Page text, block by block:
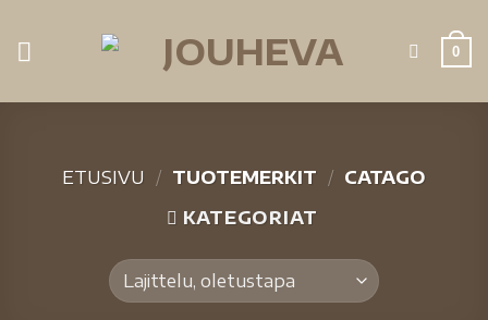
0
ETUSIVU / TUOTEMERKIT / CATAGO
KATEGORIAT